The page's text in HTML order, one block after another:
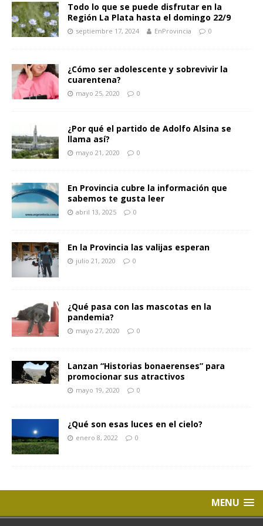
Todo lo que se puede disfrutar en la
Región La Plata hasta el domingo 22/9
septiembre 17, 2024 EnProvincia 0
¿Cómo ser adolescente y sobrevivir la
cuarentena?
mayo 25, 2020 0
¿Por qué el partido de Adolfo Alsina se
llama así?
mayo 21, 2020 0
En Provincia cubre la información que
sabemos te gusta leer
abril 13, 2025 0
En la Provincia las valijas esperan
julio 21, 2020 0
¿Qué pasa con las mascotas en la
pandemia?
mayo 27, 2020 0
Lanzan “Historias bonaerenses” para
promocionar sus atractivos
mayo 19, 2020 0
¿Qué son esas luces en el cielo?
enero 8, 2022 0
MENU